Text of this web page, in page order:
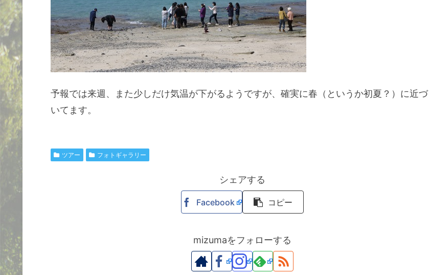
予報では来週、また少しだけ気温が下がるようですが、確実に春（というか初夏？）に近づ
いてます。
ツアー フォトギャラリー
シェアする
Facebook コピー
mizumaをフォローする